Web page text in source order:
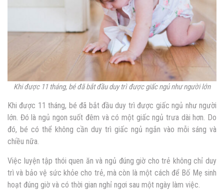
Khi được 11 tháng, bé đã bắt đầu duy trì được giấc ngủ như người lớn
Khi được 11 tháng, bé đã bắt đầu duy trì được giấc ngủ như người
lớn. Đó là ngủ ngon suốt đêm và có một giấc ngủ trưa dài hơn. Do
đó, bé có thể không cần duy trì giấc ngủ ngắn vào mỗi sáng và
chiều nữa.
Việc luyện tập thói quen ăn và ngủ đúng giờ cho trẻ không chỉ duy
trì và bảo vệ sức khỏe cho trẻ, mà còn là một cách để Bố Mẹ sinh
hoạt đúng giờ và có thời gian nghỉ ngơi sau một ngày làm việc.